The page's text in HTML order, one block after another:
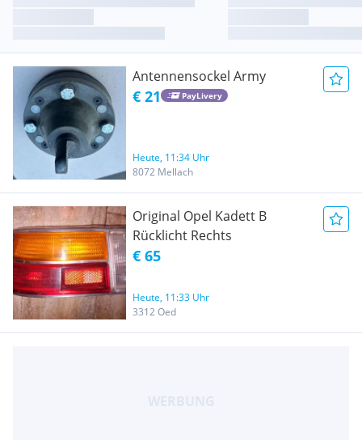
Antennensockel Army
€ 21 PayLivery
Heute, 11:34 Uhr
8072 Mellach
Original Opel Kadett B
Rücklicht Rechts
€ 65
Heute, 11:33 Uhr
3312 Oed